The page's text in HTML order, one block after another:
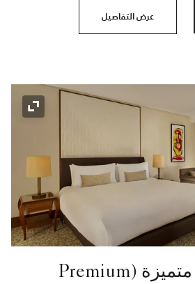
عرض التفاصيل
رمز
غرفة فاخرة متميزة (Premium